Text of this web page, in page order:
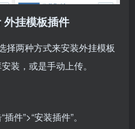
挂模板插件
择两种方式来安装外挂模板
装，或是手动上传。
件”>“安装插件”。